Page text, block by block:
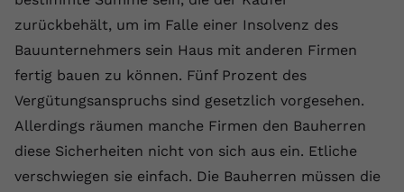
zurückbehält, um im Falle einer Insolvenz des
Bauunternehmers sein Haus mit anderen Firmen
fertig bauen zu können. Fünf Prozent des
Vergütungsanspruchs sind gesetzlich vorgesehen.
Allerdings räumen manche Firmen den Bauherren
diese Sicherheiten nicht von sich aus ein. Etliche
verschwiegen sie einfach. Die Bauherren müssen die
Laufzeit 1 Jahr
Zweck
Dieser Wert speichert Ihre Consent-
zufällig generierte ID, für die
historische Speicherung Ihrer
vorgenommen Einstellungen, falls der
Website zu erfassen.
Name _gcl au
Anbieter Google Ads
Laufzeit 90 Tage
Zweck
Wird von Google Ads für das
Conversion-Tracking verwendet, um
Website zuzuordnen.
Cookie-Informationen anzeigen
Externe Inhalte
Wir verwenden auf unserer Website externe Inhalte,
um Ihnen zusätzliche Informationen anzubieten.
Name vuid
Anbieter vimeo.com
Cookie-Informationen anzeigen